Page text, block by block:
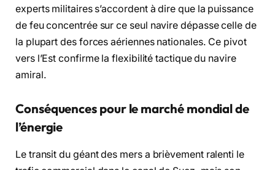
experts militaires s’accordent à dire que la puissance
de feu concentrée sur ce seul navire dépasse celle de
la plupart des forces aériennes nationales. Ce pivot
vers l’Est confirme la flexibilité tactique du navire
amiral.
Conséquences pour le marché mondial de
l’énergie
Le transit du géant des mers a brièvement ralenti le